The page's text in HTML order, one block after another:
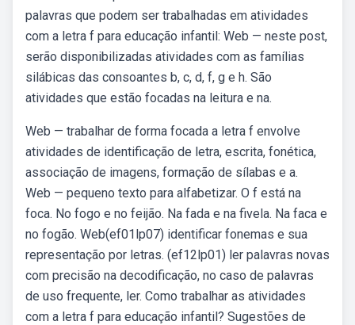
palavras que podem ser trabalhadas em atividades
com a letra f para educação infantil: Web — neste post,
serão disponibilizadas atividades com as famílias
silábicas das consoantes b, c, d, f, g e h. São
atividades que estão focadas na leitura e na.
Web — trabalhar de forma focada a letra f envolve
atividades de identificação de letra, escrita, fonética,
associação de imagens, formação de sílabas e a.
Web — pequeno texto para alfabetizar. O f está na
foca. No fogo e no feijão. Na fada e na fivela. Na faca e
no fogão. Web(ef01lp07) identificar fonemas e sua
representação por letras. (ef12lp01) ler palavras novas
com precisão na decodificação, no caso de palavras
de uso frequente, ler. Como trabalhar as atividades
com a letra f para educação infantil? Sugestões de